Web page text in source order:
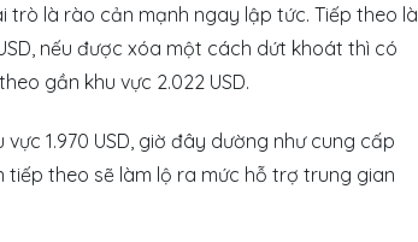
trò là rào cản mạnh ngay lập tức. Tiếp theo là
nếu được xóa một cách dứt khoát thì có
gần khu vực 2.022 USD.
1.970 USD, giờ đây dường như cung cấp
theo sẽ làm lộ ra mức hỗ trợ trung gian